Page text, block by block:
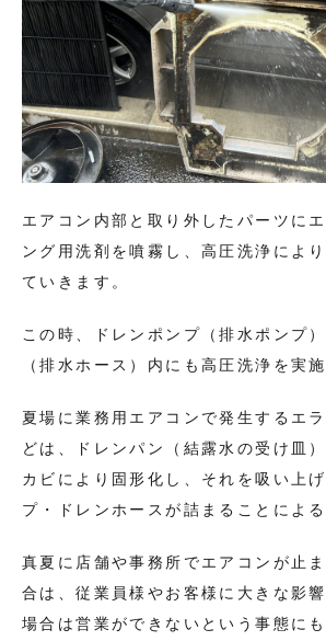
エアコン内部と取り外したパーツに
ング用洗剤を噴霧し、高圧洗浄によ
ていきます。
この時、ドレンポンプ（排水ポンプ
（排水ホース）内にも高圧洗浄を実施
夏場に業務用エアコンで発生するエ
どは、ドレンパン（結露水の受け皿
カビにより固形化し、それを吸い上
プ・ドレンホースが詰まることによる
真夏に店舗や事務所でエアコンが止
合は、従業員様やお客様に大きな影
場合は営業ができないという事態に